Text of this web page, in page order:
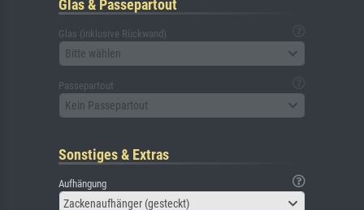
Glas & Passepartout
Glas (inklusive Rückwand)
Bitte wählen
Passepartout
Kein Passepartout
Sonstiges & Extras
Aufhängung
Zackenaufhänger (gesteckt)